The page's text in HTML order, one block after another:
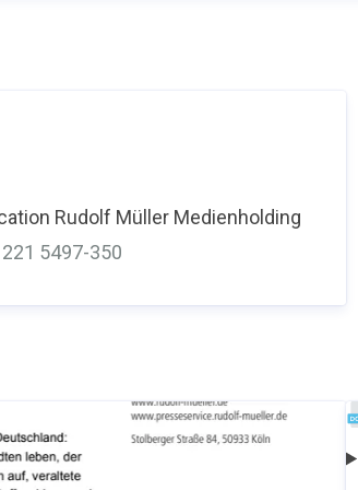
Rudolf Müller Medienholding
5497-350